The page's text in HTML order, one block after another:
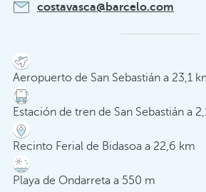
costavasca@barcelo.com
Aeropuerto de San Sebastián a 23,1
Estación de tren de San Sebastián a
Recinto Ferial de Bidasoa a 22,6 km
Playa de Ondarreta a 550 m